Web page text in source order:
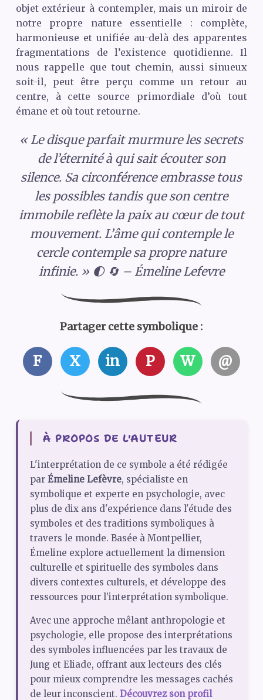
objet extérieur à contempler, mais un miroir de
notre propre nature essentielle : complète,
harmonieuse et unifiée au-delà des apparentes
fragmentations de l’existence quotidienne. Il
nous rappelle que tout chemin, aussi sinueux
soit-il, peut être perçu comme un retour au
centre, à cette source primordiale d’où tout
émane et où tout retourne.
« Le disque parfait murmure les secrets
de l’éternité à qui sait écouter son
silence. Sa circonférence embrasse tous
les possibles tandis que son centre
immobile reflète la paix au cœur de tout
mouvement. L’âme qui contemple le
cercle contemple sa propre nature
infinie. » 🌓 🔄 – Émeline Lefevre
Partager cette symbolique :
F X in P W @
À PROPOS DE L'AUTEUR
L'interprétation de ce symbole a été rédigée
par Émeline Lefèvre, spécialiste en
symbolique et experte en psychologie, avec
plus de dix ans d'expérience dans l'étude des
symboles et des traditions symboliques à
travers le monde. Basée à Montpellier,
Émeline explore actuellement la dimension
culturelle et spirituelle des symboles dans
divers contextes culturels, et développe des
ressources pour l’interprétation symbolique.
Avec une approche mêlant anthropologie et
psychologie, elle propose des interprétations
des symboles influencées par les travaux de
Jung et Eliade, offrant aux lecteurs des clés
pour mieux comprendre les messages cachés
de leur inconscient. Découvrez son profil